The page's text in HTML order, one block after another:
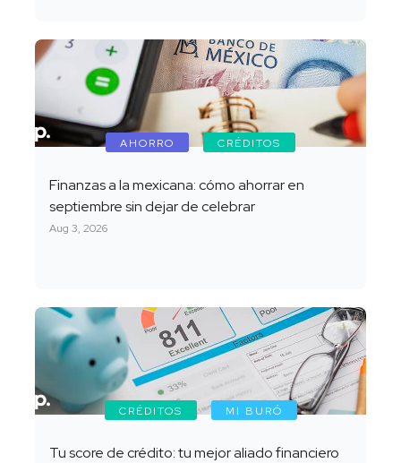
AHORRO CRÉDITOS
Finanzas a la mexicana: cómo ahorrar en
septiembre sin dejar de celebrar
Aug 3, 2026
CRÉDITOS MI BURÓ
Tu score de crédito: tu mejor aliado financiero